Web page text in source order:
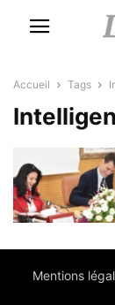
Accueil Tags
Mentions